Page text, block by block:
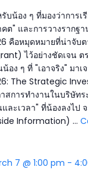
บน้อง ๆ ที่มองว่าการ
ต" และการวางราก
คือหมุดหมายที่น่าจับต
ไว้อย่างชัดเจน ต
อง ๆ ที่ "เอาจริง" มา
The Strategic
สการทำงานในบริษัท
และเวลา" ที่น้องลงไป
Information) …
7 @ 1:00 pm -